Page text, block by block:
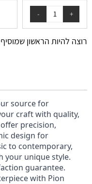
רוצה להיות הראשון
source for
craft with quality,
precision,
design for
to contemporary,
your unique style.
guarantee.
with Pion